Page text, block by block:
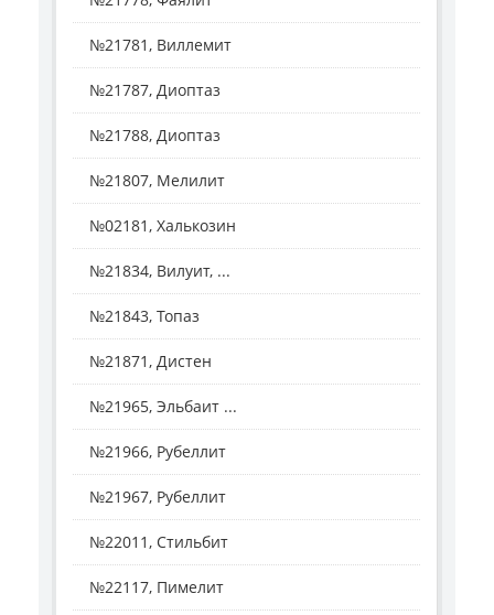
№21781, Виллемит
№21787, Диоптаз
№21788, Диоптаз
№21807, Мелилит
№02181, Халькозин
№21834, Вилуит, ...
№21843, Топаз
№21871, Дистен
№21965, Эльбаит ...
№21966, Рубеллит
№21967, Рубеллит
№22011, Стильбит
№22117, Пимелит